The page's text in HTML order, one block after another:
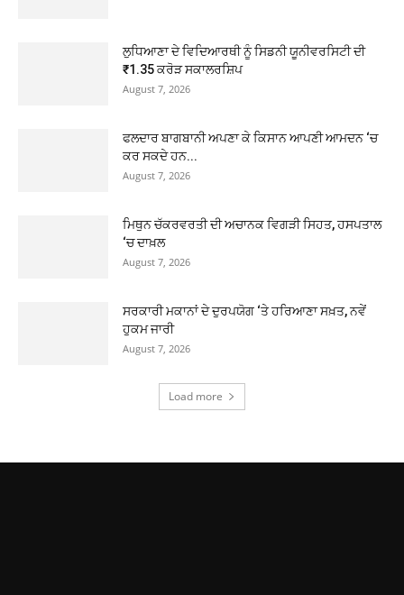
ਲੁਧਿਆਣਾ ਦੇ ਵਿਦਿਆਰਥੀ ਨੂੰ ਸਿਡਨੀ ਯੂਨੀਵਰਸਿਟੀ ਦੀ
₹1.35 ਕਰੋੜ ਸਕਾਲਰਸ਼ਿਪ
August 7, 2026
ਫਲਦਾਰ ਬਾਗਬਾਨੀ ਅਪਣਾ ਕੇ ਕਿਸਾਨ ਆਪਣੀ ਆਮਦਨ ‘ਚ
ਕਰ ਸਕਦੇ ਹਨ...
August 7, 2026
ਮਿਥੁਨ ਚੱਕਰਵਰਤੀ ਦੀ ਅਚਾਨਕ ਵਿਗੜੀ ਸਿਹਤ, ਹਸਪਤਾਲ
‘ਚ ਦਾਖ਼ਲ
August 7, 2026
ਸਰਕਾਰੀ ਮਕਾਨਾਂ ਦੇ ਦੁਰਪਯੋਗ ‘ਤੇ ਹਰਿਆਣਾ ਸਖ਼ਤ, ਨਵੇਂ
ਹੁਕਮ ਜਾਰੀ
August 7, 2026
Load more